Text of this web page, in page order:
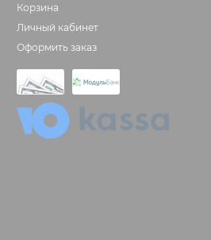
Корзина
Личный кабинет
Оформить заказ